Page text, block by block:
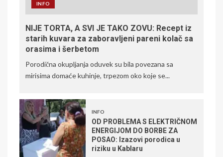
INFO
NIJE TORTA, A SVI JE TAKO ZOVU: Recept iz
starih kuvara za zaboravljeni pareni kolač sa
orasima i šerbetom
Porodična okupljanja oduvek su bila povezana sa
mirisima domaće kuhinje, trpezom oko koje se...
INFO
OD PROBLEMA S ELEKTRIČNOM
ENERGIJOM DO BORBE ZA
POSAO: Izazovi porodica u
riziku u Kablaru